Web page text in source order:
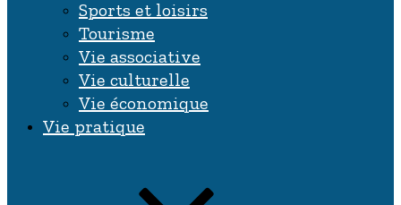
Sports et loisirs
Tourisme
Vie associative
Vie culturelle
Vie économique
Vie pratique